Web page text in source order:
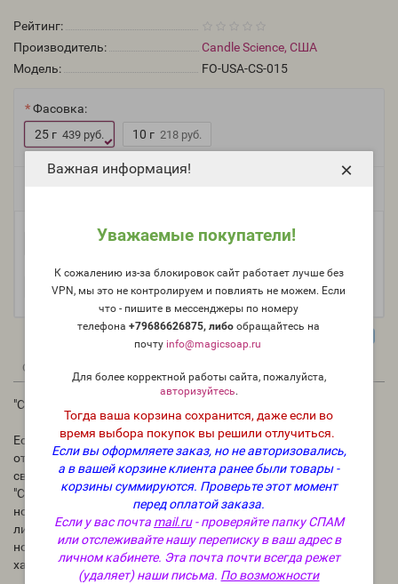
Важная информация!
Уважаемые покупатели!
К сожалению из-за блокировок сайт работает лучше без
VPN, мы это не контролируем и повлиять не можем. Если
что - пишите в мессенджеры по номеру
телефона+79686626875, либообращайтесь на
почту info@magicsoap.ru
Для более корректной работы сайта, пожалуйста,
авторизуйтесь.
Тогда ваша корзина сохранится, даже если во
время выбора покупок вы решили отлучиться.
Если вы оформляете заказ, но не авторизовались,
а в вашей корзине клиента ранее были товары -
корзины суммируются. Проверьте этот момент
перед оплатой заказа.
Если у вас почта mail.ru- проверяйте папку СПАМ
или отслеживайте нашу переписку в ваш адрес в
личном кабинете. Эта почта почти всегда режет
(удаляет) наши письма. По возможности
×
Рейтинг:
Производитель:
Candle Science, США
Модель:
FO-USA-CS-015
Фасовка:
25 г 439 руб. 10 г 218 руб.
+ В корзину
Описание
"Свежесрезанная трава" (CS Fresh Cut Grass) - отдушка США
Если бы вам нужно было выбрать один аромат, который
отражает суть лета, скорее всего, это была бы
свежескошенная трава. Наше ароматическое масло
"Свежесрезанная трава" — дань уважения этому
ностальгическому летнему аромату. Ноты травы и зеленых
листьев составляют основу этого реалистичного аромата, а
ноты цитрусовых и мха подчеркивают его яркий зеленый
характер.